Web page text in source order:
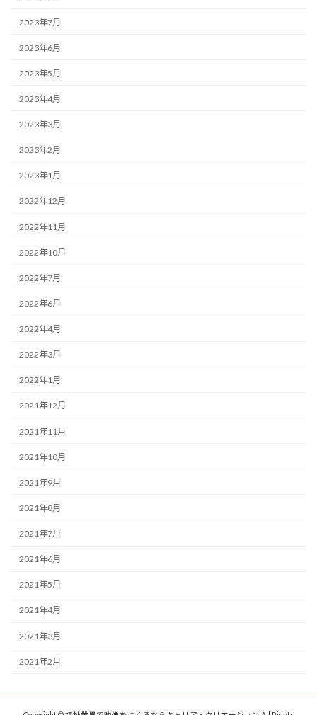
2023年7月
2023年6月
2023年5月
2023年4月
2023年3月
2023年2月
2023年1月
2022年12月
2022年11月
2022年10月
2022年7月
2022年6月
2022年4月
2022年3月
2022年1月
2021年12月
2021年11月
2021年10月
2021年9月
2021年8月
2021年7月
2021年6月
2021年5月
2021年4月
2021年3月
2021年2月